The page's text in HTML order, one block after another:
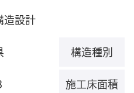
造設計
構造種別
施工床面積